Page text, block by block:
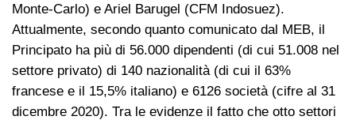
Monte-Carlo) e Ariel Barugel (CFM Indosuez).
Attualmente, secondo quanto comunicato dal MEB, il
Principato ha più di 56.000 dipendenti (di cui 51.008 nel
settore privato) di 140 nazionalità (di cui il 63%
francese e il 15,5% italiano) e 6126 società (cifre al 31
dicembre 2020). Tra le evidenze il fatto che otto settori